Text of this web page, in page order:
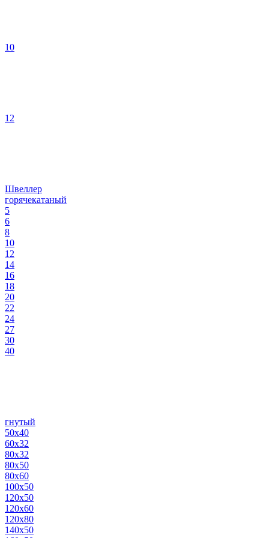
10
12
Швеллер
горячекатаный
5
6
8
10
12
14
16
18
20
22
24
27
30
40
гнутый
50х40
60х32
80х32
80х50
80х60
100х50
120х50
120х60
120х80
140х50